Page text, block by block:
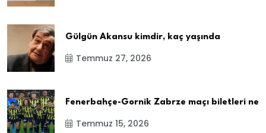
Gülgün Akansu kimdir, kaç yaşında
Temmuz 27, 2026
Fenerbahçe-Gornik Zabrze maçı biletleri ne
Temmuz 15, 2026